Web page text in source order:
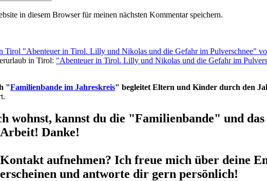
in diesem Browser für meinen nächsten Kommentar speichern.
in Tirol: "Abenteuer in Tirol. Lilly und Nikolas und die Gefahr im
"Familienbande im Jahreskreis" begleitet Eltern und Kinder durch den
wohnst, kannst du die "Familienbande" und
Danke!
aufnehmen? Ich freue mich über deine
und antworte dir gern persönlich!